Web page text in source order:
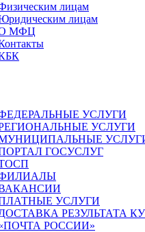
лицам
лицам
МФЦ
УСЛУГИ
УСЛУГИ
ГОСУСЛУГ
УСЛУГИ
РЕЗУЛЬТАТА
РОССИИ»